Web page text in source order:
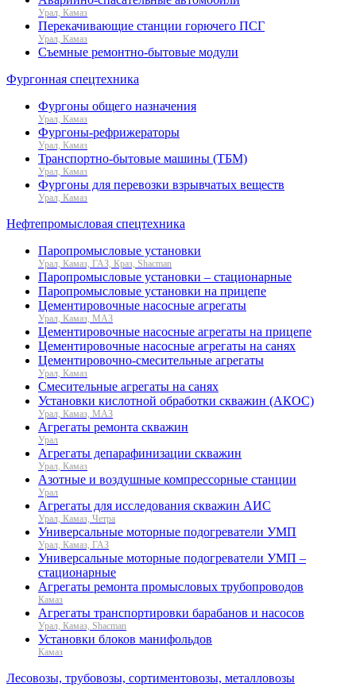
Урал, Камаз
Перекачивающие станции горючего ПСГ
Урал, Камаз
Съемные ремонтно-бытовые модули
Фургонная спецтехника
Фургоны общего назначения
Урал, Камаз
Фургоны-рефрижераторы
Урал, Камаз
Транспортно-бытовые машины (ТБМ)
Урал, Камаз
Фургоны для перевозки взрывчатых веществ
Урал, Камаз
Нефтепромысловая спецтехника
Паропромысловые установки
Урал, Камаз, ГАЗ, Краз, Shacman
Паропромысловые установки – стационарные
Паропромысловые установки на прицепе
Цементировочные насосные агрегаты
Урал, Камаз, МАЗ
Цементировочные насосные агрегаты на прицепе
Цементировочные насосные агрегаты на санях
Цементировочно-смесительные агрегаты
Урал, Камаз
Смесительные агрегаты на санях
Установки кислотной обработки скважин (АКОС)
Урал, Камаз, МАЗ
Агрегаты ремонта скважин
Урал
Агрегаты депарафинизации скважин
Урал, Камаз
Азотные и воздушные компрессорные станции
Урал
Агрегаты для исследования скважин АИС
Урал, Камаз, Четра
Универсальные моторные подогреватели УМП
Урал, Камаз, ГАЗ
Универсальные моторные подогреватели УМП –
стационарные
Агрегаты ремонта промысловых трубопроводов
Камаз
Агрегаты транспортировки барабанов и насосов
Урал, Камаз, Shacman
Установки блоков манифольдов
Камаз
Лесовозы, трубовозы, сортиментовозы, металловозы